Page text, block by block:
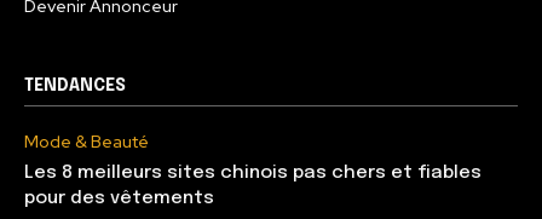
Devenir Annonceur
TENDANCES
Mode & Beauté
Les 8 meilleurs sites chinois pas chers et fiables
pour des vêtements